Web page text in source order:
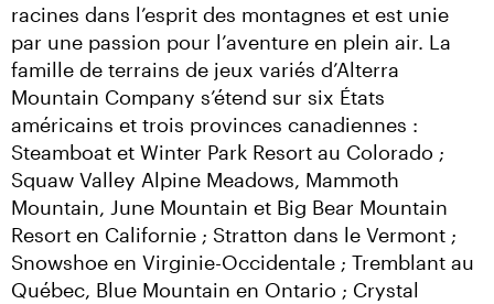
racines dans l’esprit des montagnes et est unie
par une passion pour l’aventure en plein air. La
famille de terrains de jeux variés d’Alterra
Mountain Company s’étend sur six États
américains et trois provinces canadiennes :
Steamboat et Winter Park Resort au Colorado ;
Squaw Valley Alpine Meadows, Mammoth
Mountain, June Mountain et Big Bear Mountain
Resort en Californie ; Stratton dans le Vermont ;
Snowshoe en Virginie-Occidentale ; Tremblant au
Québec, Blue Mountain en Ontario ; Crystal